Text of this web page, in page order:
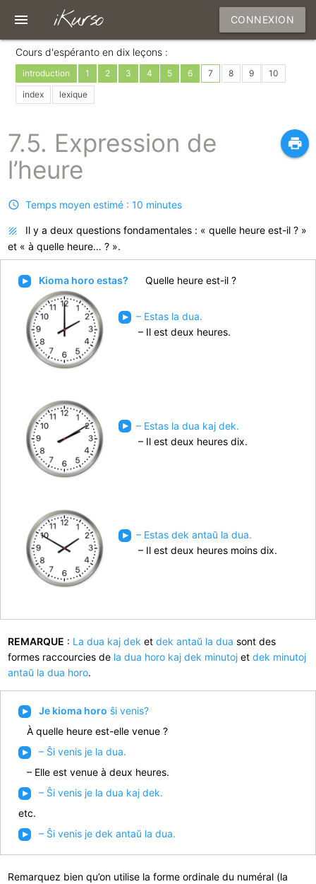
iKurso
menu CONNEXION
Cours d'espéranto en dix leçons :
introduction 1 2 3 4 5 6 7 8 9
10
index
lexique
print
7.5. Expression de
l’heure
Temps moyen estimé : 10 minutes
Il y a deux questions fondamentales : « quelle heure est-il ? »
et « à quelle heure… ? ».
Kioma horo estas? Quelle heure est-il ?
– Estas la dua.
– Il est deux heures.
– Estas la dua kaj dek.
– Il est deux heures dix.
– Estas dek antaŭ la dua.
– Il est deux heures moins dix.
REMARQUE : La dua kaj dek et dek antaŭ la dua sont des
formes raccourcies de la dua horo kaj dek minutojet dek minutoj
antaŭ la dua horo.
Je kioma horo ŝi venis?
À quelle heure est-elle venue ?
– Ŝi venis je la dua.
– Elle est venue à deux heures.
– Ŝi venis je la dua kaj dek.
etc.
– Ŝi venis je dek antaŭ la dua.
Remarquez bien qu’on utilise la forme ordinale du numéral (la